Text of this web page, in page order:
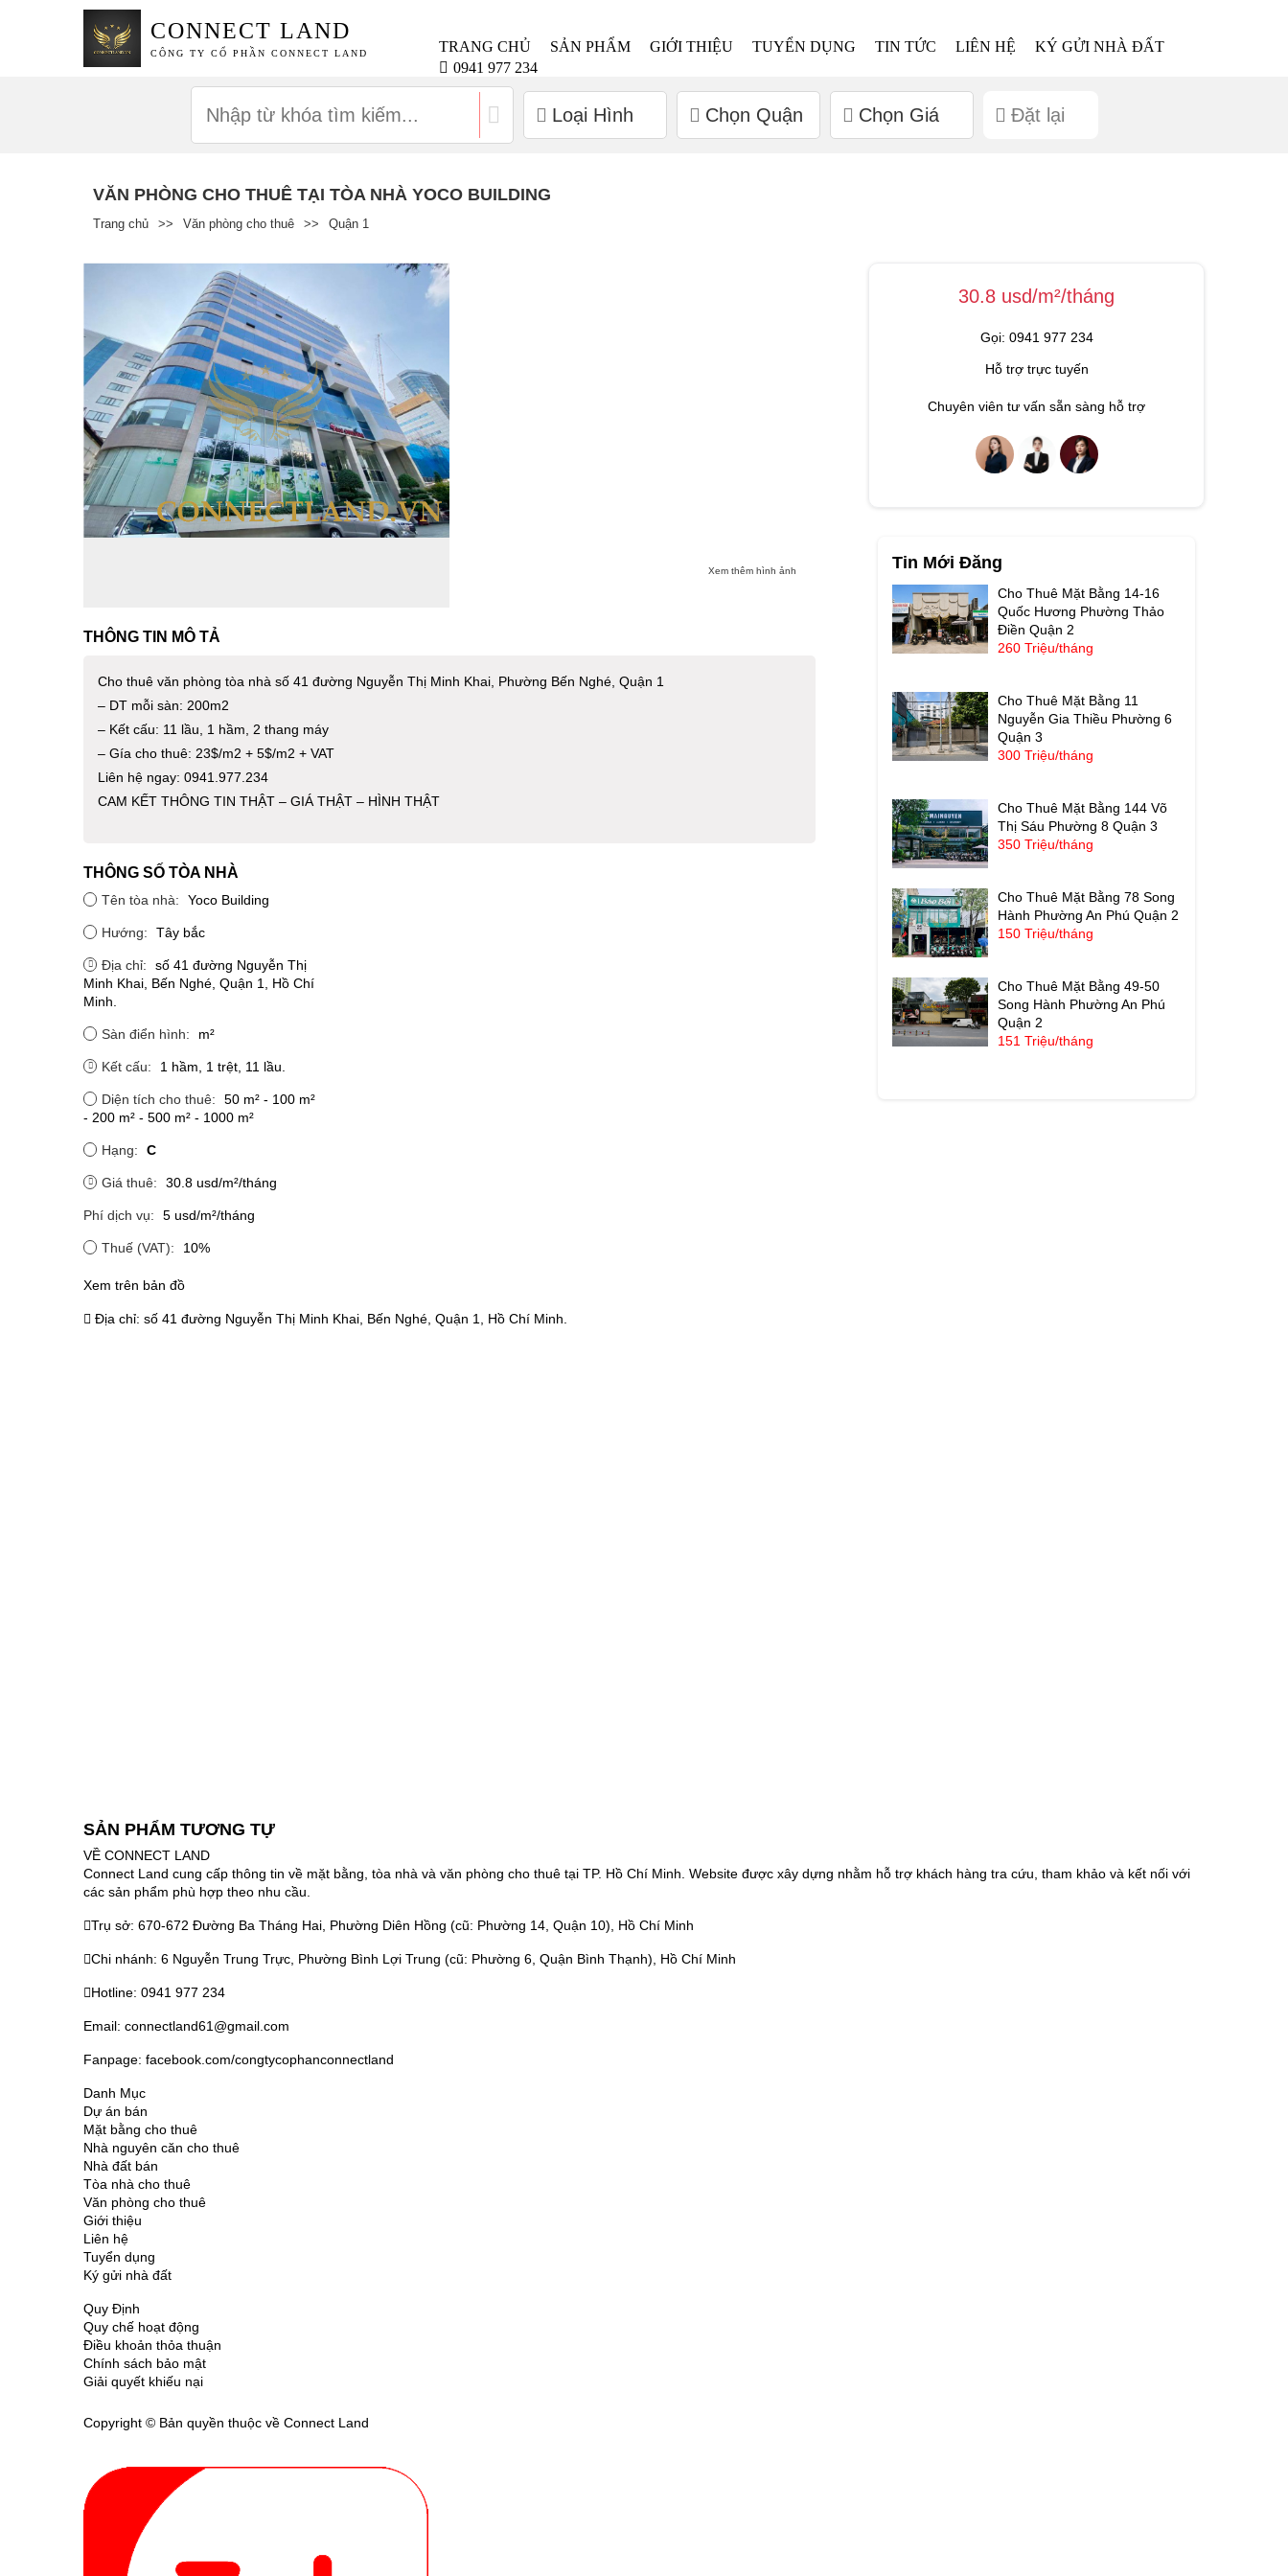
CONNECT LAND
CÔNG TY CỔ PHẦN CONNECT LAND TRANG CHỦ SẢN PHẨM GIỚI THIỆU TUYỂN DỤNG TIN TỨC LIÊN HỆ
KÝ GỬI NHÀ ĐẤT
0941 977 234
Loại Hình Chọn Quận Chọn Giá Đặt lại
VĂN PHÒNG CHO THUÊ TẠI TÒA NHÀ YOCO BUILDING
Trang chủ >> Văn phòng cho thuê >> Quận 1
Xem thêm hình ảnh
THÔNG TIN MÔ TẢ
Cho thuê văn phòng tòa nhà số 41 đường Nguyễn Thị Minh Khai, Phường Bến Nghé, Quận 1
– DT mỗi sàn: 200m2
– Kết cấu: 11 lầu, 1 hầm, 2 thang máy
– Gía cho thuê: 23$/m2 + 5$/m2 + VAT
Liên hệ ngay: 0941.977.234
CAM KẾT THÔNG TIN THẬT – GIÁ THẬT – HÌNH THẬT
THÔNG SỐ TÒA NHÀ
Tên tòa nhà: Yoco Building
Hướng: Tây bắc
Địa chỉ:
số 41 đường Nguyễn Thị
Minh Khai, Bến Nghé, Quận 1, Hồ Chí
Minh.
Sàn điển hình: m²
Kết cấu: 1 hầm, 1 trệt, 11 lầu.
Diện tích cho thuê:
50 m² - 100 m²
- 200 m² - 500 m² - 1000 m²
Hạng: C
Giá thuê: 30.8 usd/m²/tháng
Phí dịch vụ: 5 usd/m²/tháng
Thuế (VAT): 10%
Xem trên bản đồ
Địa chỉ: số 41 đường Nguyễn Thị Minh Khai, Bến Nghé, Quận 1, Hồ Chí Minh.
30.8 usd/m²/tháng
Gọi: 0941 977 234
Hỗ trợ trực tuyến
Chuyên viên tư vấn sẵn sàng hỗ trợ
Tin Mới Đăng
Cho Thuê Mặt Bằng 14-16
Quốc Hương Phường Thảo
Điền Quận 2
260 Triệu/tháng
Cho Thuê Mặt Bằng 11
Nguyễn Gia Thiều Phường 6
Quận 3
300 Triệu/tháng
Cho Thuê Mặt Bằng 144 Võ
Thị Sáu Phường 8 Quận 3
350 Triệu/tháng
Cho Thuê Mặt Bằng 78 Song
Hành Phường An Phú Quận 2
150 Triệu/tháng
Cho Thuê Mặt Bằng 49-50
Song Hành Phường An Phú
Quận 2
151 Triệu/tháng
SẢN PHẨM TƯƠNG TỰ
VỀ CONNECT LAND
Connect Land cung cấp thông tin về mặt bằng, tòa nhà và văn phòng cho thuê tại TP. Hồ Chí Minh. Website được xây dựng nhằm hỗ trợ khách hàng tra cứu, tham khảo và kết nối với
các sản phẩm phù hợp theo nhu cầu.
Trụ sở: 670-672 Đường Ba Tháng Hai, Phường Diên Hồng (cũ: Phường 14, Quận 10), Hồ Chí Minh
Chi nhánh: 6 Nguyễn Trung Trực, Phường Bình Lợi Trung (cũ: Phường 6, Quận Bình Thạnh), Hồ Chí Minh
Hotline: 0941 977 234
Email: connectland61@gmail.com
Fanpage: facebook.com/congtycophanconnectland
Danh Mục
Dự án bán
Mặt bằng cho thuê
Nhà nguyên căn cho thuê
Nhà đất bán
Tòa nhà cho thuê
Văn phòng cho thuê
Giới thiệu
Liên hệ
Tuyển dụng
Ký gửi nhà đất
Quy Định
Quy chế hoạt động
Điều khoản thỏa thuận
Chính sách bảo mật
Giải quyết khiếu nại
Copyright © Bản quyền thuộc về Connect Land